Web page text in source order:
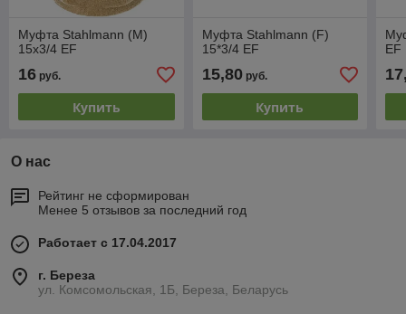
Муфта Stahlmann (М)
15х3/4 EF
16 руб.
Купить
Муфта Stahlmann (F)
15*3/4 EF
15,80руб.
Купить
EF
О нас
Рейтинг не сформирован
Менее 5 отзывов за последний год
Работает с 17.04.2017
г. Береза
ул. Комсомольская, 1Б, Береза, Беларусь